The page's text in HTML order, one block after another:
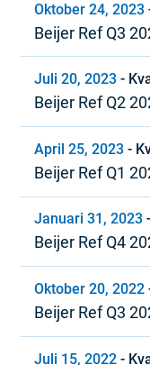
Oktober 24, 2023
Beijer Ref Q3
Juli 20, 2023 -
Beijer Ref Q2
April 25, 2023 -
Beijer Ref Q1
Januari 31, 2023 -
Beijer Ref Q4
Oktober 20, 2022
Beijer Ref Q3
Juli 15, 2022 -